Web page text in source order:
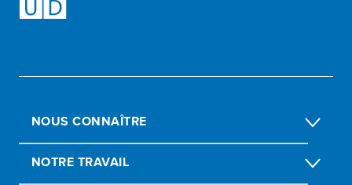
NOUS CONNAÎTRE
NOTRE TRAVAIL